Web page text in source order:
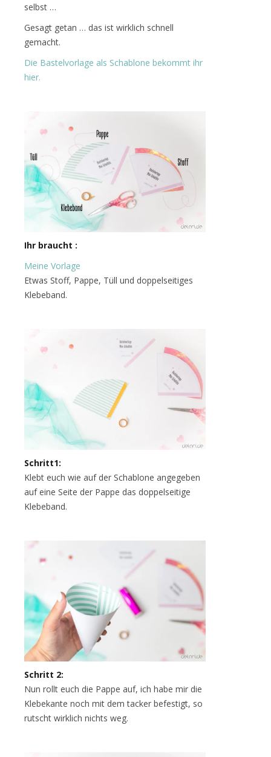
selbst …
Gesagt getan … das ist wirklich schnell
gemacht.
Die Bastelvorlage als Schablone bekommt ihr
hier.
Ihr braucht :
Meine Vorlage
Etwas Stoff, Pappe, Tüll und doppelseitiges
Klebeband.
Schritt1:
Klebt euch wie auf der Schablone angegeben
auf eine Seite der Pappe das doppelseitige
Klebeband.
Schritt 2:
Nun rollt euch die Pappe auf, ich habe mir die
Klebekante noch mit dem tacker befestigt, so
rutscht wirklich nichts weg.